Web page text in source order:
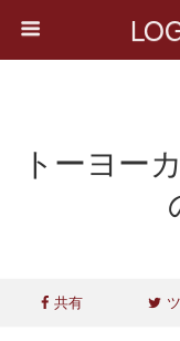
トーヨー
共有